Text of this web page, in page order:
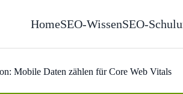
HomeSEO-WissenSEO-
Mobile Daten zählen für Core Web Vitals